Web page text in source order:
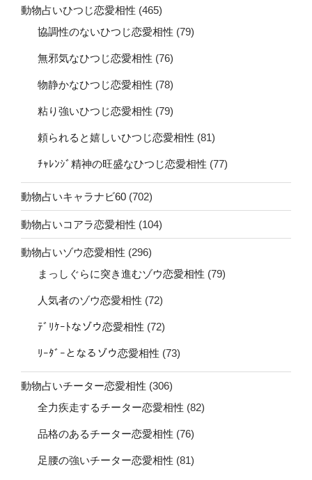
動物占いひつじ恋愛相性 (465)
協調性のないひつじ恋愛相性 (79)
無邪気なひつじ恋愛相性 (76)
物静かなひつじ恋愛相性 (78)
粘り強いひつじ恋愛相性 (79)
頼られると嬉しいひつじ恋愛相性 (81)
ﾁｬﾚﾝｼﾞ精神の旺盛なひつじ恋愛相性 (77)
動物占いキャラナビ60 (702)
動物占いコアラ恋愛相性 (104)
動物占いゾウ恋愛相性 (296)
まっしぐらに突き進むゾウ恋愛相性 (79)
人気者のゾウ恋愛相性 (72)
ﾃﾞﾘｹｰﾄなゾウ恋愛相性 (72)
ﾘｰﾀﾞｰとなるゾウ恋愛相性 (73)
動物占いチーター恋愛相性 (306)
全力疾走するチーター恋愛相性 (82)
品格のあるチーター恋愛相性 (76)
足腰の強いチーター恋愛相性 (81)